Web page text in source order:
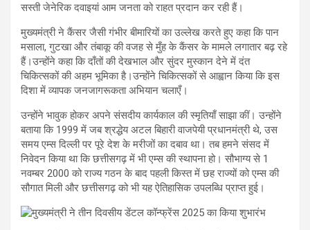
सस्ती जेनेरिक दवाइयां आम जनता को राहत प्रदान कर रही हैं।
मुख्यमंत्री ने कैंसर जैसी गंभीर बीमारियों का उल्लेख करते हुए कहा कि पान
मसाला, गुटखा और तंबाकू की वजह से मुँह के कैंसर के मामले लगातार बढ़ रहे
हैं।उन्होंने कहा कि दाँतों की देखभाल और सुंदर मुस्कान देने में दंत
चिकित्सकों की अहम भूमिका है।उन्होंने चिकित्सकों से आह्वान किया कि इस
दिशा में व्यापक जनजागरूकता अभियान चलाएँ।
उन्होंने भावुक होकर अपने संसदीय कार्यकाल की स्मृतियाँ साझा कीं। उन्होंने
बताया कि 1999 में जब श्रद्धेय अटल बिहारी वाजपेयी प्रधानमंत्री थे, उस
समय एम्स दिल्ली पर पूरे देश के मरीजों का दबाव था। तब हमने संसद में
निवेदन किया था कि छत्तीसगढ़ में भी एम्स की स्थापना हो। सौभाग्य से 1
नवम्बर 2000 को राज्य गठन के बाद पहली किस्त में छह राज्यों को एम्स की
सौगात मिली और छत्तीसगढ़ को भी यह ऐतिहासिक उपलब्धि प्राप्त हुई।